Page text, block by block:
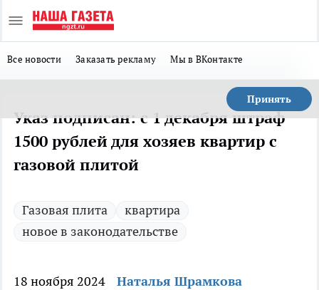
Все новости Заказать рекламу Мы в ВКонтакте
Принять
Указ подписан: с 1 декабря штраф
1500 рублей для хозяев квартир с
газовой плитой
Газовая плита
квартира
новое в законодательстве
18 ноября 2024 Наталья Шрамкова